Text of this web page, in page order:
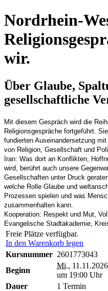
Nordrhein-
wir.
Über Glaube,
gesellschaftliche
Mit diesem Gespräch wird die
Religionsgespräche fortgeführt.
fundierten Auseinandersetzung
von Religion, Gesellschaft und
Iran: Was dort an Konflikten,
wird, berührt auch unsere
Gesellschaften unter Druck
welche Rolle Glaube und
Prozessen spielen und was
zusammenhalten kann.
Kooperation: Respekt und Mut,
Evangelische Stadtakademie,
Freie Plätze verfügbar.
In den Warenkorb legen
Kursnummer 2601773043
Beginn
Mi.,
um 19:00 Uhr
Dauer
1 Termin